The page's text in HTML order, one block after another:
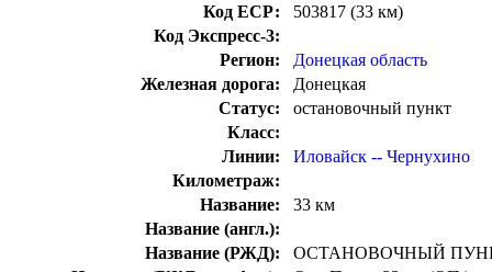
Код ЕСР:
503817 (33 км)
Код Экспресс-3:
Регион:
Донецкая область
Железная дорога:
Донецкая
Статус:
остановочный пункт
Класс:
Линии:
Иловайск -- Чернухино
Километраж:
Название:
33 км
Название (англ.):
Название (РЖД):
ОСТАНОВОЧНЫЙ